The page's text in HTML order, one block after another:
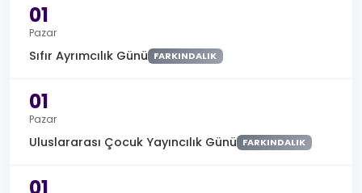
01
Pazar
Sıfır Ayrımcılık Günü FARKINDALIK
01
Pazar
Uluslararası Çocuk Yayıncılık Günü FARKINDALIK
01